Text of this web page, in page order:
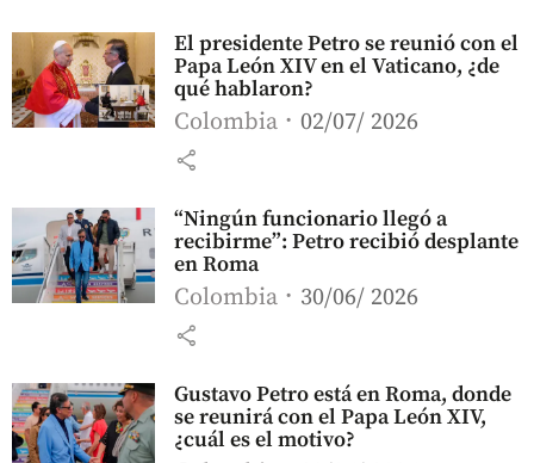
El presidente Petro se reunió con el
Papa León XIV en el Vaticano, ¿de
qué hablaron?
Colombia 02/07/ 2026
share
“Ningún funcionario llegó a
recibirme”: Petro recibió desplante
en Roma
Colombia 30/06/ 2026
share
Gustavo Petro está en Roma, donde
se reunirá con el Papa León XIV,
¿cuál es el motivo?